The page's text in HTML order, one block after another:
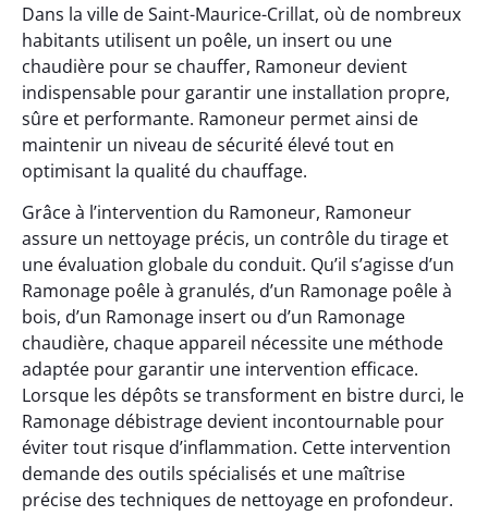
Dans la ville de Saint-Maurice-Crillat, où de nombreux
habitants utilisent un poêle, un insert ou une
chaudière pour se chauffer, Ramoneur devient
indispensable pour garantir une installation propre,
sûre et performante. Ramoneur permet ainsi de
maintenir un niveau de sécurité élevé tout en
optimisant la qualité du chauffage.
Grâce à l’intervention du Ramoneur, Ramoneur
assure un nettoyage précis, un contrôle du tirage et
une évaluation globale du conduit. Qu’il s’agisse d’un
Ramonage poêle à granulés, d’un Ramonage poêle à
bois, d’un Ramonage insert ou d’un Ramonage
chaudière, chaque appareil nécessite une méthode
adaptée pour garantir une intervention efficace.
Lorsque les dépôts se transforment en bistre durci, le
Ramonage débistrage devient incontournable pour
éviter tout risque d’inflammation. Cette intervention
demande des outils spécialisés et une maîtrise
précise des techniques de nettoyage en profondeur.